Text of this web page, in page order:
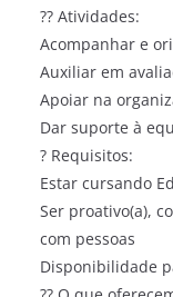
?? Atividades:
Acompanhar e
Auxiliar em
Apoiar na
Dar suporte à
? Requisitos:
Estar cursando
Ser proativo(a),
com pessoas
Disponibilidade